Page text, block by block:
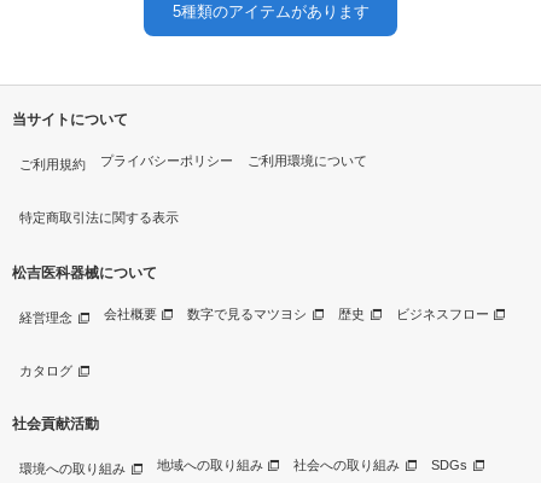
5種類のアイテムがあります
当サイトについて
ご利用規約 プライバシーポリシー ご利用環境について
特定商取引法に関する表示
松吉医科器械について
経営理念 会社概要 数字で見るマツヨシ 歴史 ビジネスフロー
カタログ
社会貢献活動
環境への取り組み 地域への取り組み 社会への取り組み SDGs